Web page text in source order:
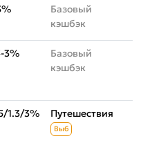
Базовый
кэшбэк
3%
Базовый
кэшбэк
1.3/3% Путешествия
Выб